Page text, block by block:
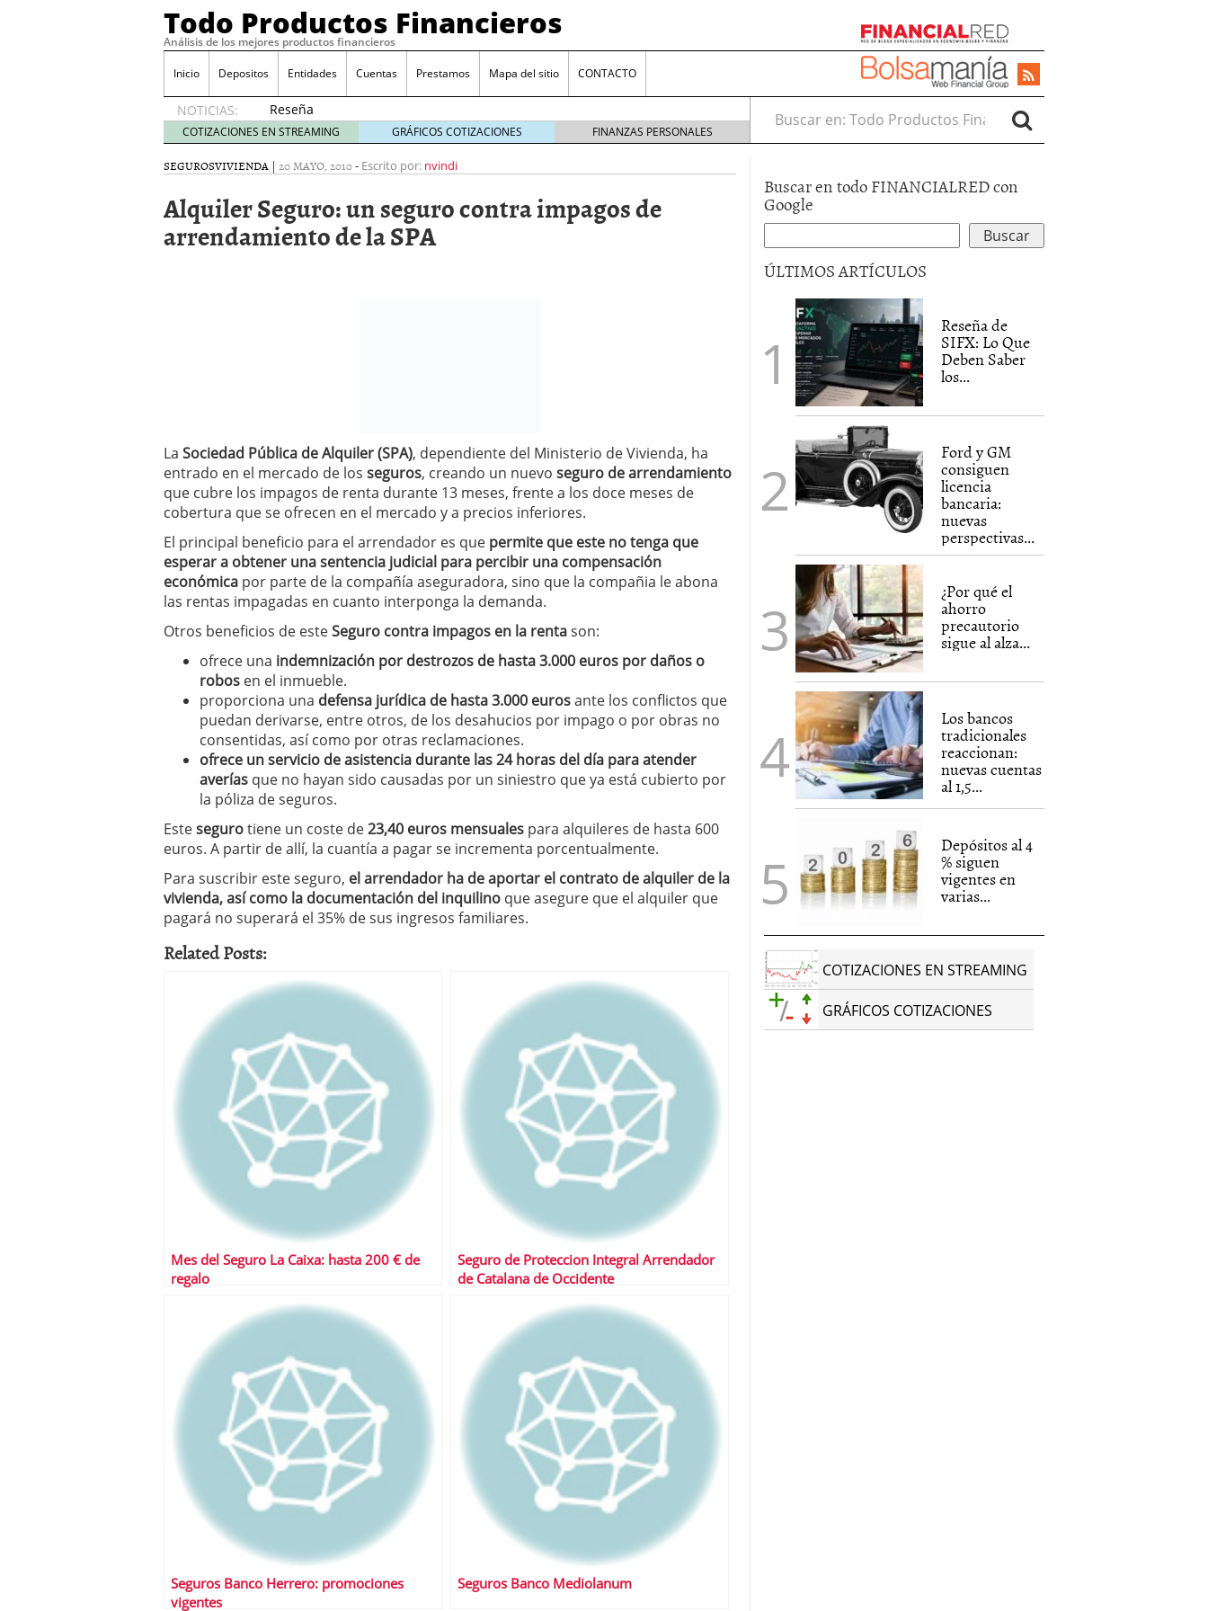
Todo Productos Financieros
Análisis de los mejores productos financieros
Inicio Depositos Entidades Cuentas Prestamos Mapa del sitio CONTACTO
NOTICIAS:
Reseña
de SIFX:
Lo Que
Deben
los
Traders
Mexicanos
COTIZACIONES EN STREAMING GRÁFICOS COTIZACIONES FINANZAS PERSONALES
Buscar en:
SEGUROSVIVIENDA | 20 MAYO, 2010- Escrito por: nvindi
Alquiler Seguro: un seguro contra impagos de
arrendamiento de la SPA
La Sociedad Pública de Alquiler (SPA), dependiente del Ministerio de Vivienda, ha
entrado en el mercado de los seguros, creando un nuevo seguro de arrendamiento
que cubre los impagos de renta durante 13 meses, frente a los doce meses de
cobertura que se ofrecen en el mercado y a precios inferiores.
El principal beneficio para el arrendador es que permite que este no tenga que
esperar a obtener una sentencia judicial para percibir una compensación
económica por parte de la compañía aseguradora, sino que la compañia le abona
las rentas impagadas en cuanto interponga la demanda.
Otros beneficios de esteSeguro contra impagos en la rentason:
ofrece una indemnización por destrozos de hasta 3.000 euros por daños o
robos en el inmueble.
proporciona una defensa jurídica de hasta 3.000 eurosante los conflictos que
puedan derivarse, entre otros, de los desahucios por impago o por obras no
consentidas, así como por otras reclamaciones.
ofrece un servicio de asistencia durante las 24 horas del día para atender
averías que no hayan sido causadas por un siniestro que ya está cubierto por
la póliza de seguros.
Estesegurotiene un coste de23,40 euros mensuales para alquileres de hasta 600
euros. A partir de allí, la cuantía a pagar se incrementa porcentualmente.
Para suscribir este seguro, el arrendador ha de aportar el contrato de alquiler de la
vivienda, así como la documentación del inquilino que asegure que el alquiler que
pagará no superará el 35% de sus ingresos familiares.
Related Posts:
Mes del Seguro La Caixa: hasta 200 € de
regalo
Seguro de Proteccion Integral Arrendador
de Catalana de Occidente
Seguros Banco Herrero: promociones
vigentes
Seguros Banco Mediolanum
Buscar en todo FINANCIALRED con
Google
ÚLTIMOS ARTÍCULOS
Reseña de
SIFX: Lo Que
Deben Saber
los...
Ford y GM
consiguen
licencia
bancaria:
nuevas
perspectivas...
¿Por qué el
ahorro
precautorio
sigue al alza...
Los bancos
tradicionales
reaccionan:
nuevas cuentas
al 1,5...
Depósitos al 4
% siguen
vigentes en
varias...
COTIZACIONES EN STREAMING
GRÁFICOS COTIZACIONES